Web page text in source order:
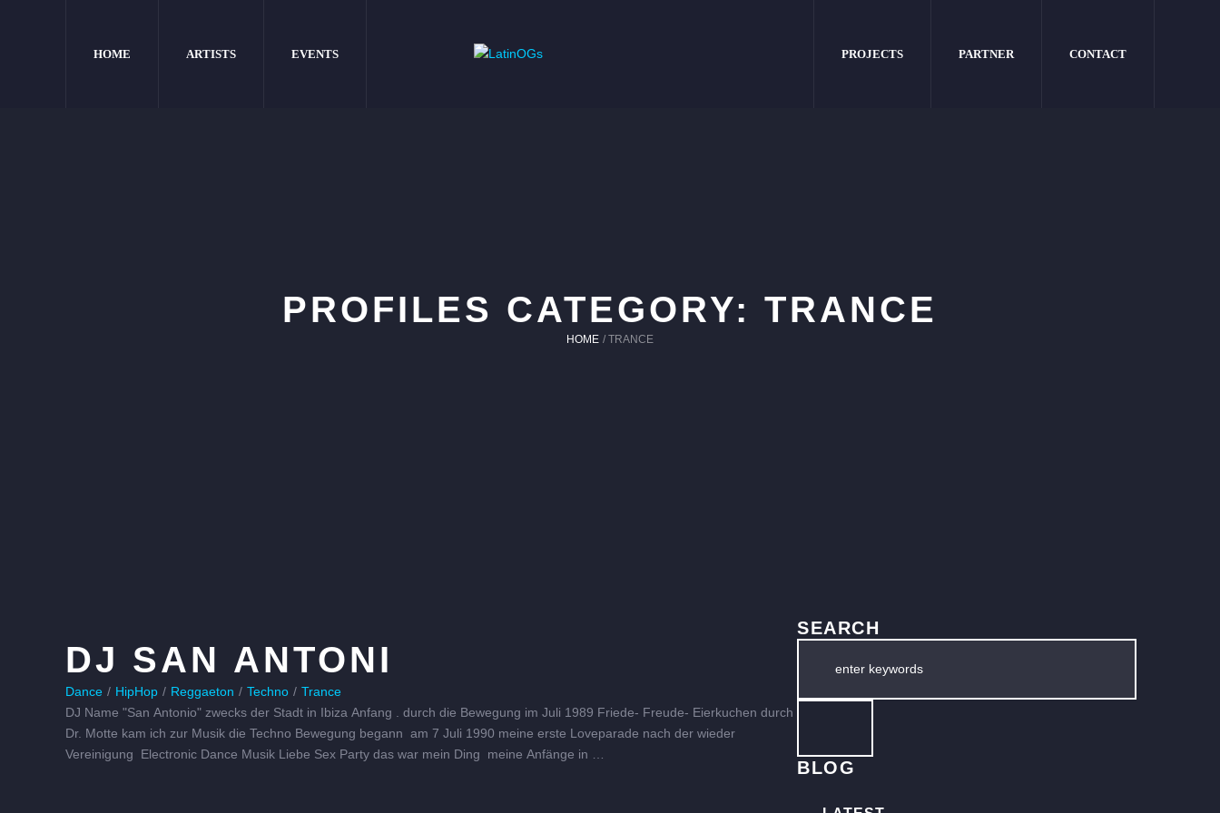
HOME ARTISTS EVENTS PROJECTS PARTNER CONTACT
PROFILES CATEGORY: TRANCE
HOME / TRANCE
DJ SAN ANTONI
Dance / HipHop / Reggaeton / Techno / Trance
DJ Name "San Antonio" zwecks der Stadt in Ibiza Anfang . durch die Bewegung im Juli 1989 Friede- Freude- Eierkuchen durch
Dr. Motte kam ich zur Musik die Techno Bewegung begann am 7 Juli 1990 meine erste Loveparade nach der wieder
Vereinigung Electronic Dance Musik Liebe Sex Party das war mein Ding meine Anfänge in …
SEARCH
BLOG